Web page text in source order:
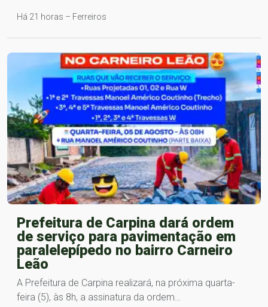
Há 21 horas – Ferreiros
Prefeitura de Carpina dará ordem
de serviço para pavimentação em
paralelepípedo no bairro Carneiro
Leão
A Prefeitura de Carpina realizará, na próxima quarta-
feira (5), às 8h, a assinatura da ordem…